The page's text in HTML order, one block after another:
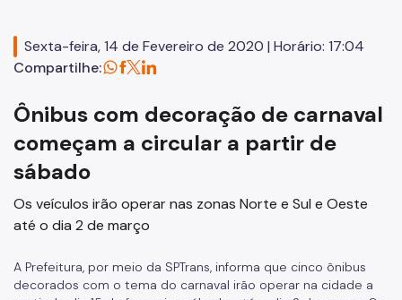
Sexta-feira, 14 de Fevereiro de 2020 | Horário: 17:04
Compartilhe:
Ônibus com decoração de carnaval
começam a circular a partir de
sábado
Os veículos irão operar nas zonas Norte e Sul e Oeste
até o dia 2 de março
A Prefeitura, por meio da SPTrans, informa que cinco ônibus
decorados com o tema do carnaval irão operar na cidade a